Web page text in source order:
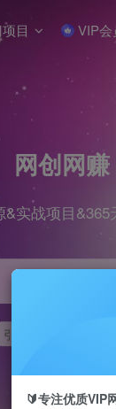
目 VIP会
网创网
&实战项目
引流
🔰专注优质VIP